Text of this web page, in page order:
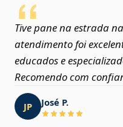
Tive pane na estrada
atendimento foi
educados e
Recomendo com
JP José P.